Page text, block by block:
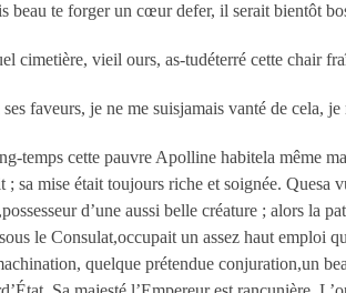
beau te forger un cœur defer, il serait bientôt
cimetière, vieil ours, as-tudéterré cette chair
faveurs, je ne me suisjamais vanté de cela,
temps cette pauvre Apolline habitela même
; sa mise était toujours riche et soignée. Quesa
d’une aussi belle créature ; alors la
le Consulat,occupait un assez haut emploi
quelque prétendue conjuration,un